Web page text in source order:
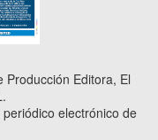
Editora, El
electrónico de